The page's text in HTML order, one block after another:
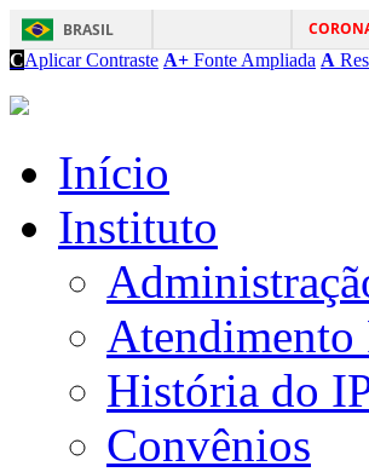
BRASIL
CAplicar Contraste A+ Fonte Ampliada A
Início
Instituto
História do
Convênios